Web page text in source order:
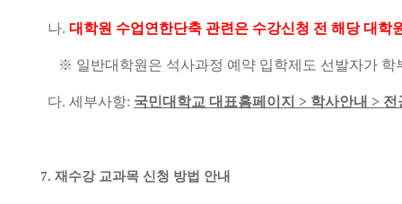
나. 대학원 수업연한단축 관련은 수강신청 전 해당 대학
※ 일반대학원은 석사과정 예약 입학제도 선발자가
다. 세부사항: 국민대학교 대표홈페이지 > 학사안내 > 전
7. 재수강 교과목 신청 방법 안내